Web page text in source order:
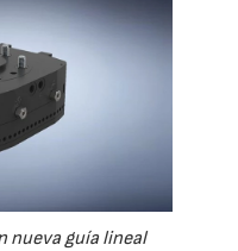
nueva guía lineal